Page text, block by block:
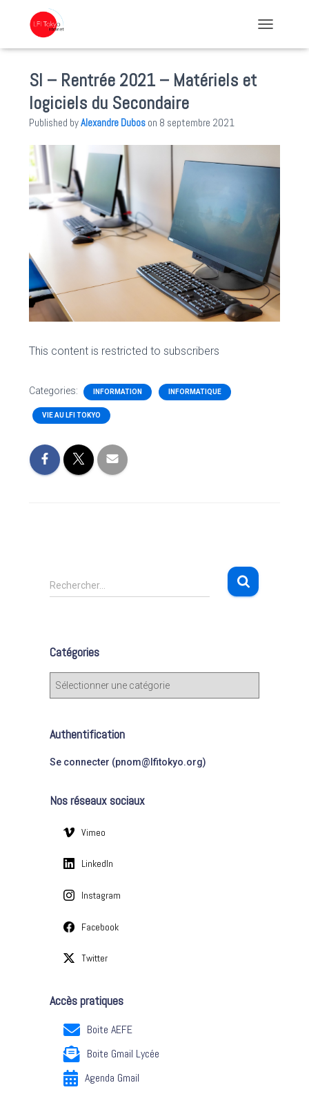
SI – Rentrée 2021 – Matériels et
logiciels du Secondaire
Published byAlexandre Dubos on 8 septembre 2021
This content is restricted to subscribers
Categories: INFORMATION INFORMATIQUE
VIE AU LFI TOKYO
R
e
r
c
e
Rechercher…
Catégories
C
g
o
e
Authentification
Se connecter (pnom@lfitokyo.org)
Nos réseaux sociaux
Vimeo
LinkedIn
Instagram
Facebook
Twitter
Accès pratiques
Boite AEFE
Boite Gmail Lycée
Agenda Gmail